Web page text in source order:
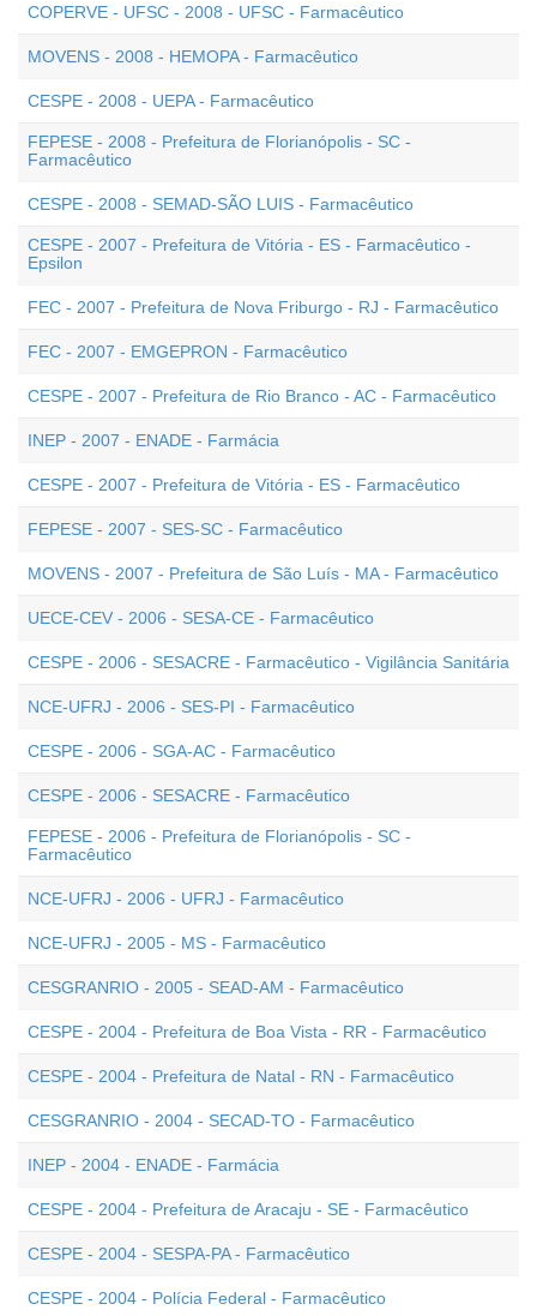
COPERVE - UFSC - 2008 - UFSC - Farmacêutico
MOVENS - 2008 - HEMOPA - Farmacêutico
CESPE - 2008 - UEPA - Farmacêutico
FEPESE - 2008 - Prefeitura de Florianópolis - SC -
Farmacêutico
CESPE - 2008 - SEMAD-SÃO LUIS - Farmacêutico
CESPE - 2007 - Prefeitura de Vitória - ES - Farmacêutico -
Epsilon
FEC - 2007 - Prefeitura de Nova Friburgo - RJ - Farmacêutico
FEC - 2007 - EMGEPRON - Farmacêutico
CESPE - 2007 - Prefeitura de Rio Branco - AC - Farmacêutico
INEP - 2007 - ENADE - Farmácia
CESPE - 2007 - Prefeitura de Vitória - ES - Farmacêutico
FEPESE - 2007 - SES-SC - Farmacêutico
MOVENS - 2007 - Prefeitura de São Luís - MA - Farmacêutico
UECE-CEV - 2006 - SESA-CE - Farmacêutico
CESPE - 2006 - SESACRE - Farmacêutico - Vigilância Sanitária
NCE-UFRJ - 2006 - SES-PI - Farmacêutico
CESPE - 2006 - SGA-AC - Farmacêutico
CESPE - 2006 - SESACRE - Farmacêutico
FEPESE - 2006 - Prefeitura de Florianópolis - SC -
Farmacêutico
NCE-UFRJ - 2006 - UFRJ - Farmacêutico
NCE-UFRJ - 2005 - MS - Farmacêutico
CESGRANRIO - 2005 - SEAD-AM - Farmacêutico
CESPE - 2004 - Prefeitura de Boa Vista - RR - Farmacêutico
CESPE - 2004 - Prefeitura de Natal - RN - Farmacêutico
CESGRANRIO - 2004 - SECAD-TO - Farmacêutico
INEP - 2004 - ENADE - Farmácia
CESPE - 2004 - Prefeitura de Aracaju - SE - Farmacêutico
CESPE - 2004 - SESPA-PA - Farmacêutico
CESPE - 2004 - Polícia Federal - Farmacêutico